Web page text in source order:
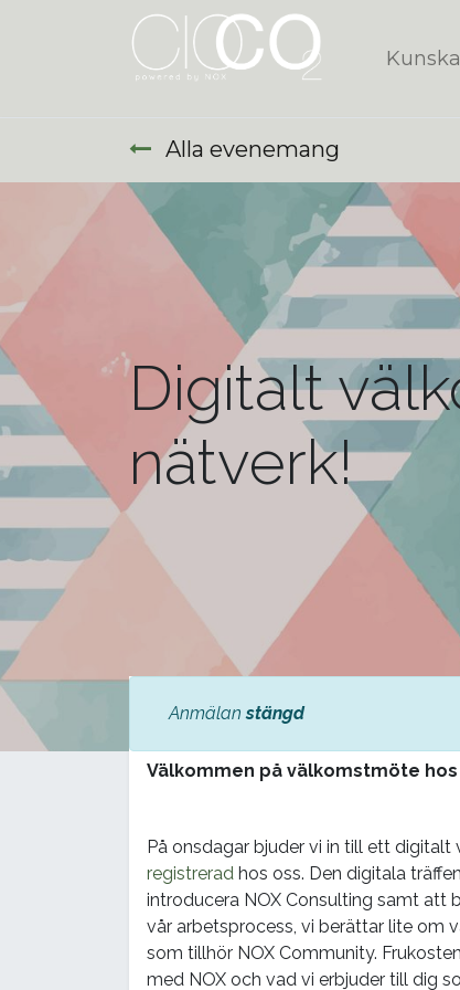
Alla evenemang
Digitalt
nätverk!
Anmälanstängd
Välkommen på välkomstmöte hos
På onsdagar bjuder vi in till ett
registrerad hos oss. Den digitala
introducera NOX Consulting samt att
vår arbetsprocess, vi berättar lite om
som tillhör NOX Community.
med NOX och vad vi erbjuder till dig